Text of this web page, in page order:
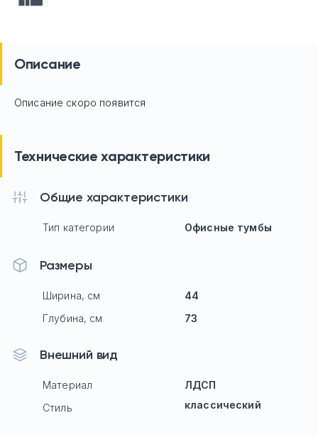
Описание
Описание скоро появится
Технические характеристики
Общие характеристики
Тип категории Офисные тумбы
Размеры
Ширина, см
44
Глубина, см
73
Внешний вид
Материал
ЛДСП
Стиль
классический